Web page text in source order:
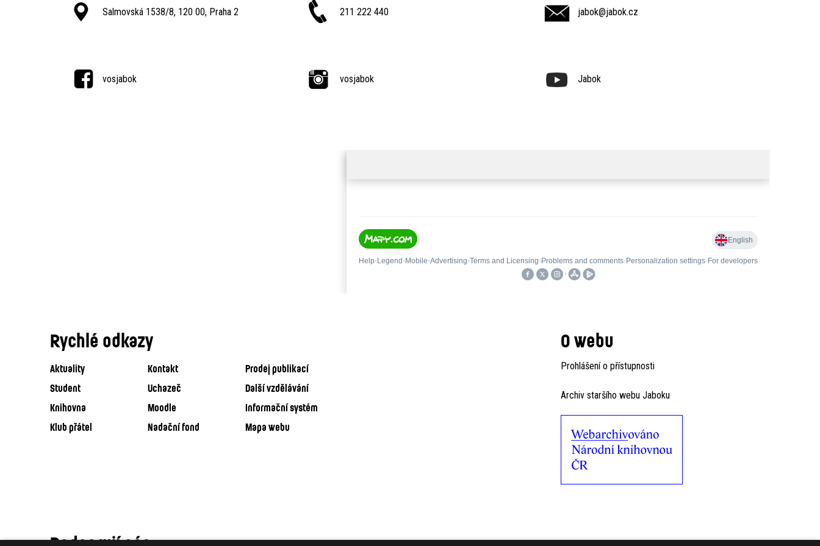
Salmovská 1538/8, 120 00, Praha 2 211 222 440 jabok@jabok.cz
vosjabok vosjabok Jabok
Rychlé odkazy
Aktuality Kontakt
Prodej publikací
Student
Uchazeč
Další vzdělávání
Knihovna
Moodle
Informační systém
Klub přátel
Nadační fond Mapa webu
O webu
Prohlášení o přístupnosti
Archiv staršího webu Jaboku